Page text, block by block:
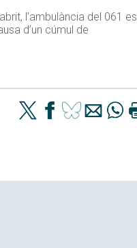
l’ambulància del 061 es
d’un cúmul de